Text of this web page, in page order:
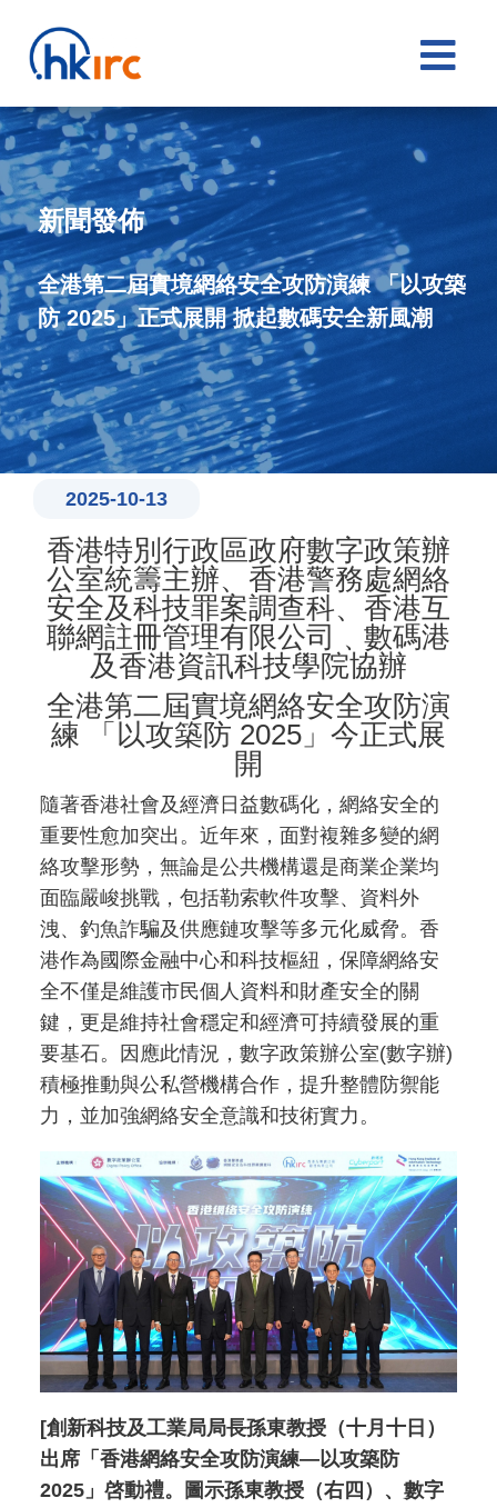

新聞發佈
全港第二屆實境網絡安全攻防演練 「以攻築
防 2025」正式展開 掀起數碼安全新風潮
2025-10-13
香港特別行政區政府數字政策辦
公室統籌主辦、香港警務處網絡
安全及科技罪案調查科、香港互
聯網註冊管理有限公司﹑數碼港
及香港資訊科技學院協辦
全港第二屆實境網絡安全攻防演
練 「以攻築防 2025」今正式展
開
隨著香港社會及經濟日益數碼化，網絡安全的
重要性愈加突出。近年來，面對複雜多變的網
絡攻擊形勢，無論是公共機構還是商業企業均
面臨嚴峻挑戰，包括勒索軟件攻擊、資料外
洩、釣魚詐騙及供應鏈攻擊等多元化威脅。香
港作為國際金融中心和科技樞紐，保障網絡安
全不僅是維護市民個人資料和財產安全的關
鍵，更是維持社會穩定和經濟可持續發展的重
要基石。因應此情況，數字政策辦公室(數字辦)
積極推動與公私營機構合作，提升整體防禦能
力，並加強網絡安全意識和技術實力。
[創新科技及工業局局長孫東教授（十月十日）
出席「香港網絡安全攻防演練—以攻築防
2025」啓動禮。圖示孫東教授（右四）、數字